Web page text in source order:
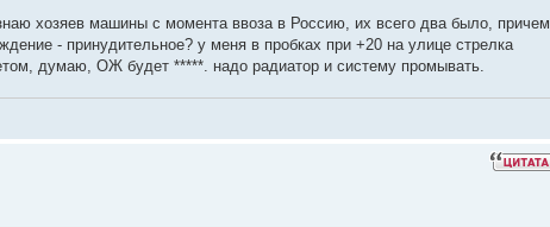
хозяев машины с момента ввоза в Россию, их всего два было, причем
- принудительное? у меня в пробках при +20 на улице стрелка
думаю, ОЖ будет *****. надо радиатор и систему промывать.